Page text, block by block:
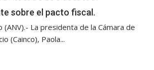
sobre el pacto fiscal.
(ANV).- La presidenta de la Cámara de
(Cainco), Paola...